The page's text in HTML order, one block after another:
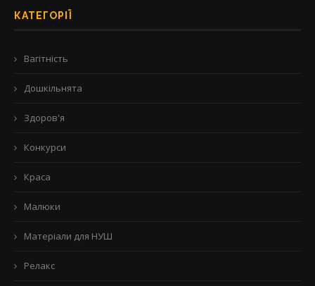
КАТЕГОРІЇ
Вагітність
Дошкільнята
Здоров'я
Конкурси
Краса
Малюки
Матеріали для НУШ
Релакс